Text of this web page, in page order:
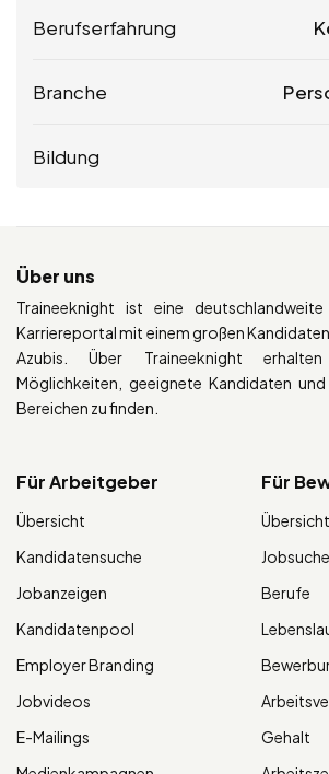
Berufserfahrung
Branche
Bildung
Über uns
Traineeknight ist eine
Karriereportal mit einem großen
Azubis. Über Traineeknight
Möglichkeiten, geeignete Kandidaten
Bereichen zu finden.
Für Arbeitgeber
Übersicht
Kandidatensuche
Jobanzeigen
Kandidatenpool
Employer Branding
Jobvideos
E-Mailings
Für
Übersicht
Jobsuche
Berufe
Gehalt